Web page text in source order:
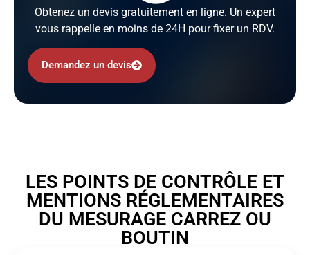
Obtenez un devis gratuitement en ligne. Un expert
vous rappelle en moins de 24H pour fixer un RDV.
Demandez un devis
LES POINTS DE CONTRÔLE ET
MENTIONS RÉGLEMENTAIRES
DU MESURAGE CARREZ OU
BOUTIN